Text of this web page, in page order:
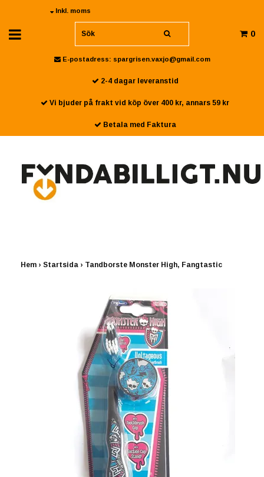
Inkl. moms
0
E-postadress: spargrisen.vaxjo@gmail.com
2-4 dagar leveranstid
Vi bjuder på frakt vid köp över 400 kr, annars 59 kr
Betala med Faktura
Hem › Startsida › Tandborste Monster High, Fangtastic